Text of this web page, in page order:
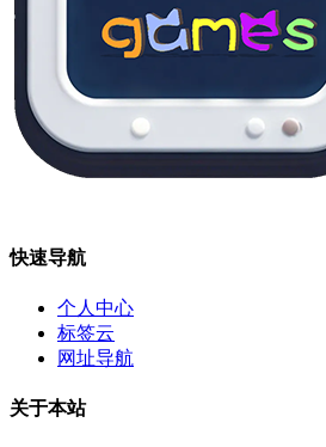
快速导航
个人中心
标签云
网址导航
关于本站